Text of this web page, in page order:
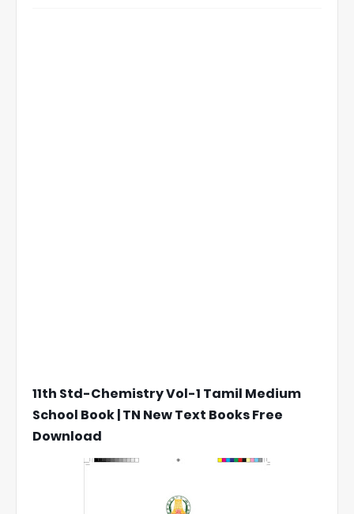
11th Std-Chemistry Vol-1 Tamil Medium
School Book | TN New Text Books Free
Download